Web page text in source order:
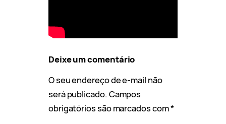
Deixe um comentário
O seu endereço de e-mail não
será publicado. Campos
obrigatórios são marcados com*